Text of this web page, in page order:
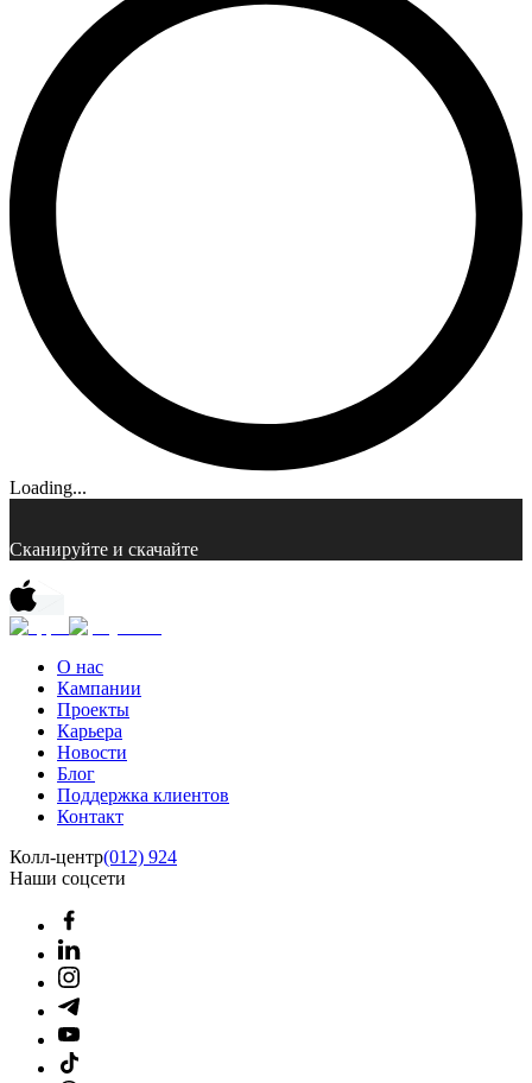
Loading...
Сканируйте и скачайте
О нас
Кампании
Проекты
Карьера
Новости
Блог
Поддержка клиентов
Контакт
Колл-центр(012) 924
Наши соцсети